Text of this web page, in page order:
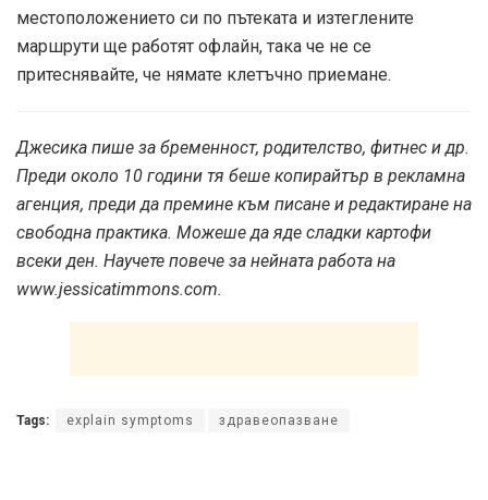
местоположението си по пътеката и изтеглените
маршрути ще работят офлайн, така че не се
притеснявайте, че нямате клетъчно приемане.
Джесика пише за бременност, родителство, фитнес и др.
Преди около 10 години тя беше копирайтър в рекламна
агенция, преди да премине към писане и редактиране на
свободна практика. Можеше да яде сладки картофи
всеки ден. Научете повече за нейната работа на
www.jessicatimmons.com.
Tags: explain symptoms здравеопазване